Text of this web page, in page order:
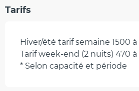
Tarifs
Hiver/été tarif semaine 1500
Tarif week-end (2 nuits) 470 à
* Selon capacité et période